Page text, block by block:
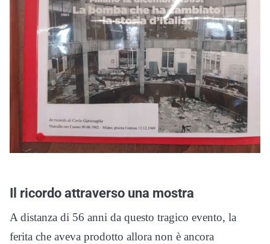
Il ricordo attraverso una mostra
A distanza di 56 anni da questo tragico evento, la
ferita che aveva prodotto allora non è ancora